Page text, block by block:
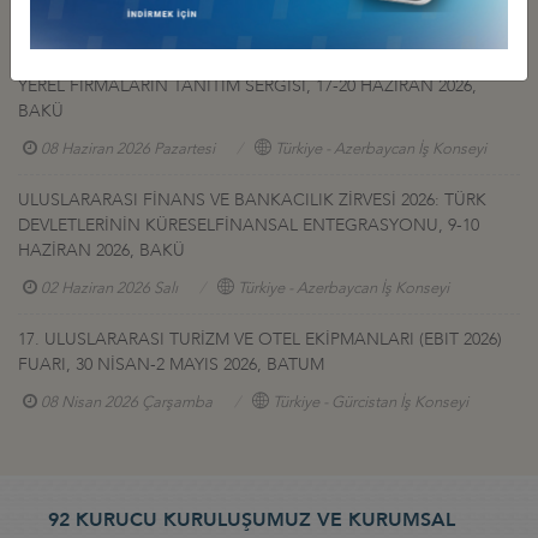
YEREL FİRMALARIN TANITIM SERGİSİ, 17-20 HAZİRAN 2026,
BAKÜ
08 Haziran 2026 Pazartesi Türkiye - Azerbaycan İş Konseyi
ULUSLARARASI FİNANS VE BANKACILIK ZİRVESİ 2026: TÜRK
DEVLETLERİNİN KÜRESELFİNANSAL ENTEGRASYONU, 9-10
HAZİRAN 2026, BAKÜ
02 Haziran 2026 Salı Türkiye - Azerbaycan İş Konseyi
17. ULUSLARARASI TURİZM VE OTEL EKİPMANLARI (EBIT 2026)
FUARI, 30 NİSAN-2 MAYIS 2026, BATUM
08 Nisan 2026 Çarşamba Türkiye - Gürcistan İş Konseyi
92 KURUCU KURULUŞUMUZ VE KURUMSAL